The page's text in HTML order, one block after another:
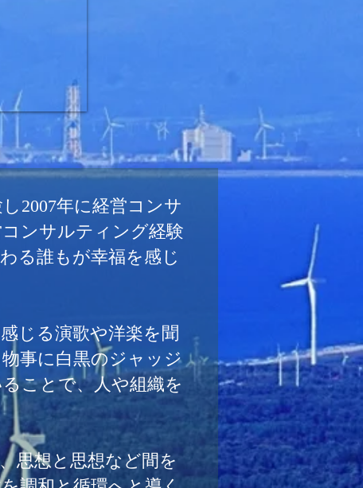
2007年に経営コンサ
ンサルティング経験
る誰もが幸福を感じ
じる演歌や洋楽を聞
事に白黒のジャッジ
ことで、人や組織を
思想と思想など間を